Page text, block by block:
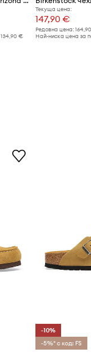
134,90 €
Текуща цена:
147,90 €
Редовна цена:
Най-ниска цена за
-10%
-5%* с код: FS